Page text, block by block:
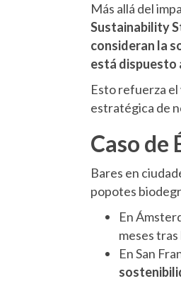
Más allá del
Sustainability
consideran la
está dispuesto
Esto refuerza el
estratégica de
Caso de
Bares en
popotes
En
meses
En San